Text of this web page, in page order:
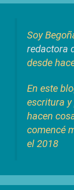
Soy
redactora
desde
En este
escritura
hacen
comencé
el 2018